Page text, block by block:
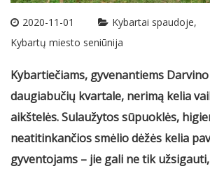
2020-11-01
Kybartai spaudoje
Kybartų miesto seniūnija
Kybartiečiams, gyvenantiems
daugiabučių kvartale, nerimą kelia
aikštelės. Sulaužytos sūpuoklės,
neatitinkančios smėlio dėžės kelia
gyventojams – jie gali ne tik